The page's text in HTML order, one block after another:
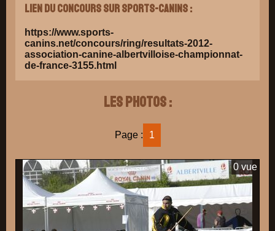
Lien du concours sur Sports-Canins :
https://www.sports-
canins.net/concours/ring/resultats-2012-
association-canine-albertvilloise-championnat-
de-france-3155.html
Les photos :
Page : 1
0 vue